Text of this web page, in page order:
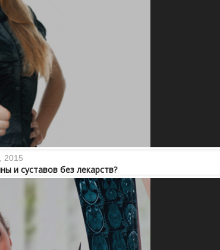
2015
и суставов без лекарств?